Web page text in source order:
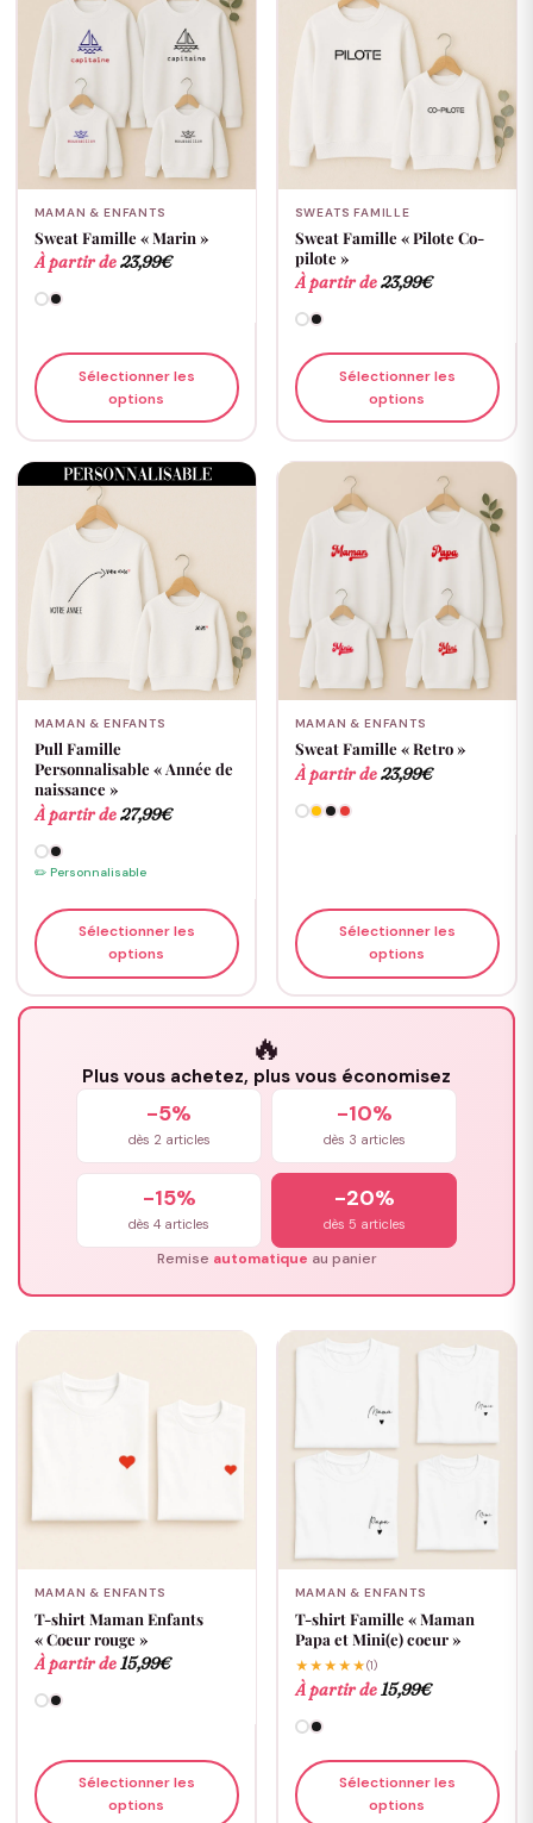
MAMAN & ENFANTS
Sweat Famille « Marin »
À partir de23,99€
Sélectionner les
options
SWEATS FAMILLE
Sweat Famille « Pilote Co-
pilote »
À partir de23,99€
Sélectionner les
options
MAMAN & ENFANTS
Pull Famille
Personnalisable « Année de
naissance »
À partir de27,99€
✏️ Personnalisable
Sélectionner les
options
MAMAN & ENFANTS
Sweat Famille « Retro »
À partir de23,99€
Sélectionner les
options
🔥
Plus vous achetez, plus vous économisez
-5%
dès 2 articles
-10%
dès 3 articles
-15%
dès 4 articles
-20%
dès 5 articles
Remise automatique au panier
MAMAN & ENFANTS
T-shirt Maman Enfants
« Coeur rouge »
À partir de15,99€
Sélectionner les
options
MAMAN & ENFANTS
T-shirt Famille « Maman
Papa et Mini(e) coeur »
★★★★★(1)
À partir de15,99€
Sélectionner les
options